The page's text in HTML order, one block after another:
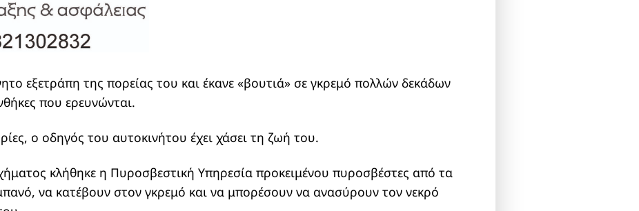
εξετράπη της πορείας του και έκανε «βουτιά» σε γκρεμό πολλών δεκάδων
που ερευνώνται.
ο οδηγός του αυτοκινήτου έχει χάσει τη ζωή του.
κλήθηκε η Πυροσβεστική Υπηρεσία προκειμένου πυροσβέστες από τα
να κατέβουν στον γκρεμό και να μπορέσουν να ανασύρουν τον νεκρό